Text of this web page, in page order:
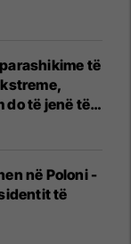
të
do të jenë të
në Poloni -
të